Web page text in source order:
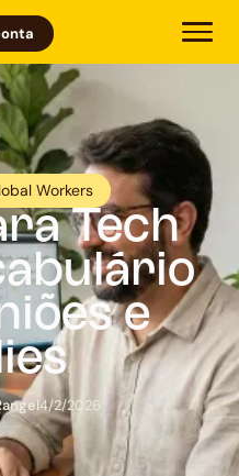
Workers
Tech
e
4/2/2026